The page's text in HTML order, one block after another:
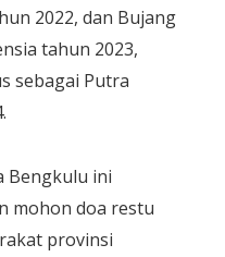
2022, dan Bujang
tahun 2023,
sebagai Putra
Bengkulu ini
mohon doa restu
provinsi